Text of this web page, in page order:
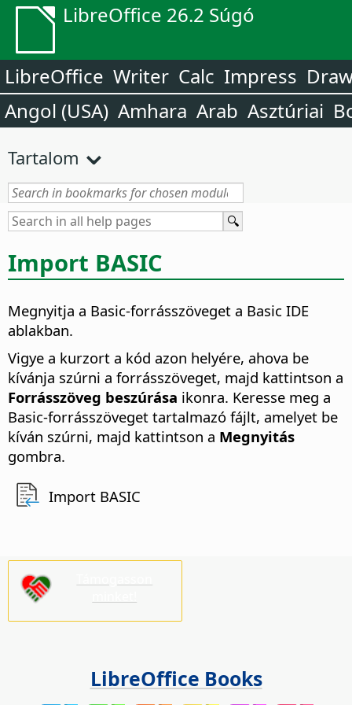
LibreOffice 26.2 Súgó
LibreOffice Writer Calc Impress
Angol (USA) Amhara Arab Asztúriai
Tartalom
Import BASIC
Megnyitja a Basic-forrásszöveget a Basic IDE
ablakban.
Vigye a kurzort a kód azon helyére, ahova be
kívánja szúrni a forrásszöveget, majd kattintson a
Forrásszöveg beszúrása ikonra. Keresse meg a
Basic-forrásszöveget tartalmazó fájlt, amelyet be
kíván szúrni, majd kattintson a Megnyitás
gombra.
Import BASIC
LibreOffice Books